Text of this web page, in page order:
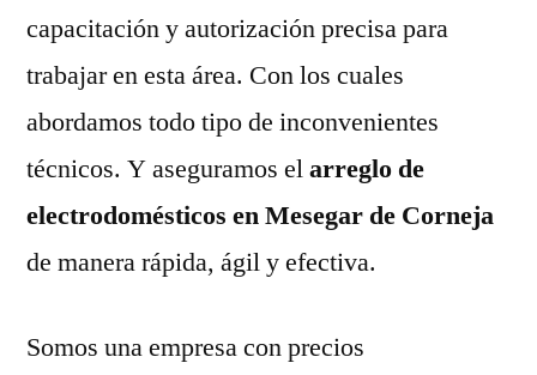
capacitación y autorización precisa para
trabajar en esta área. Con los cuales
abordamos todo tipo de inconvenientes
técnicos. Y aseguramos elarreglo de
electrodomésticos en Mesegar de Corneja
de manera rápida, ágil y efectiva.
Somos una empresa con precios